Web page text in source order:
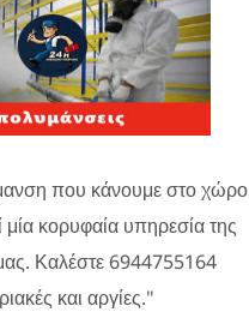
που κάνουμε στο χώρο
μία κορυφαία υπηρεσία της
μας. Καλέστε 6944755164
και αργίες."